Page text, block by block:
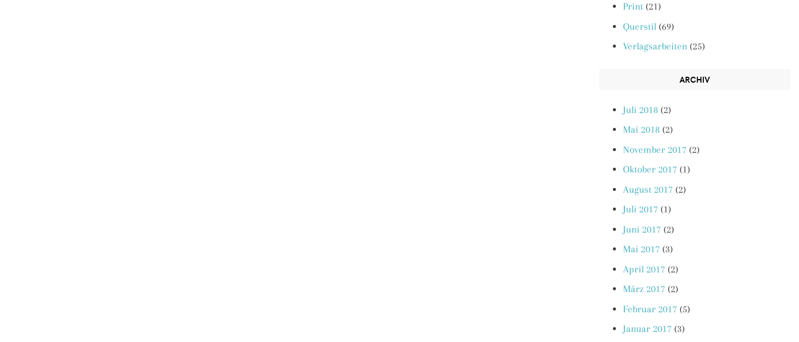
Print (21)
Querstil (69)
Verlagsarbeiten (25)
ARCHIV
Juli 2018 (2)
Mai 2018 (2)
November 2017 (2)
Oktober 2017 (1)
August 2017 (2)
Juli 2017 (1)
Juni 2017 (2)
Mai 2017 (3)
April 2017 (2)
März 2017 (2)
Februar 2017 (5)
Januar 2017 (3)